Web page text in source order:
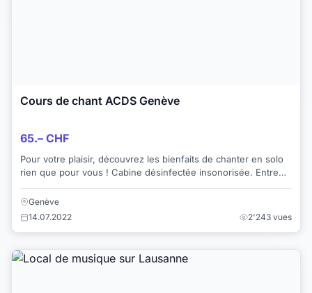
Cours de chant ACDS Genève
65.– CHF
Pour votre plaisir, découvrez les bienfaits de chanter en solo
rien que pour vous ! Cabine désinfectée insonorisée. Entre
Genève
14.07.2022
2'243 vues